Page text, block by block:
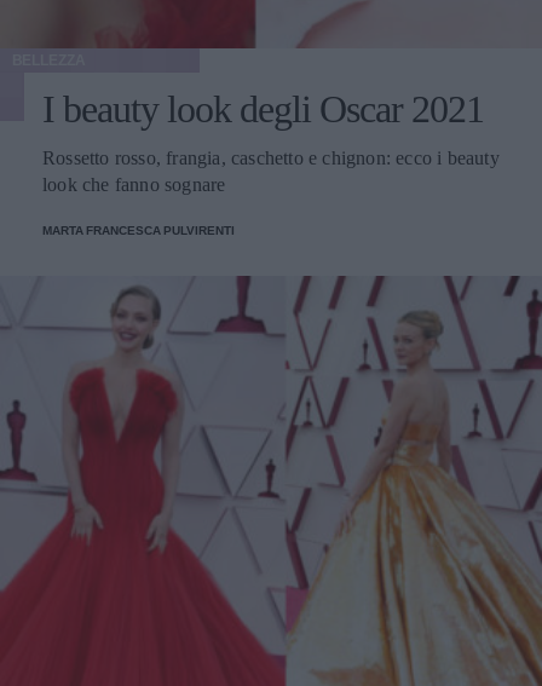
I beauty look degli Oscar 2021
Rossetto rosso, frangia, caschetto e chignon: ecco i beauty
look che fanno sognare
MARTA FRANCESCA PULVIRENTI